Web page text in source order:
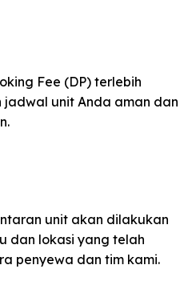
Fee (DP) terlebih
unit Anda aman dan
unit akan dilakukan
dan lokasi yang telah
penyewa dan tim kami.